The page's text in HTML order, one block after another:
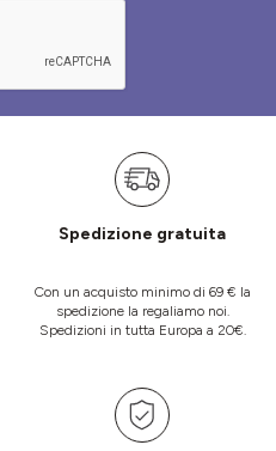
Spedizione gratuita
Con un acquisto minimo di 69 € la
spedizione la regaliamo noi.
Spedizioni in tutta Europa a 20€.